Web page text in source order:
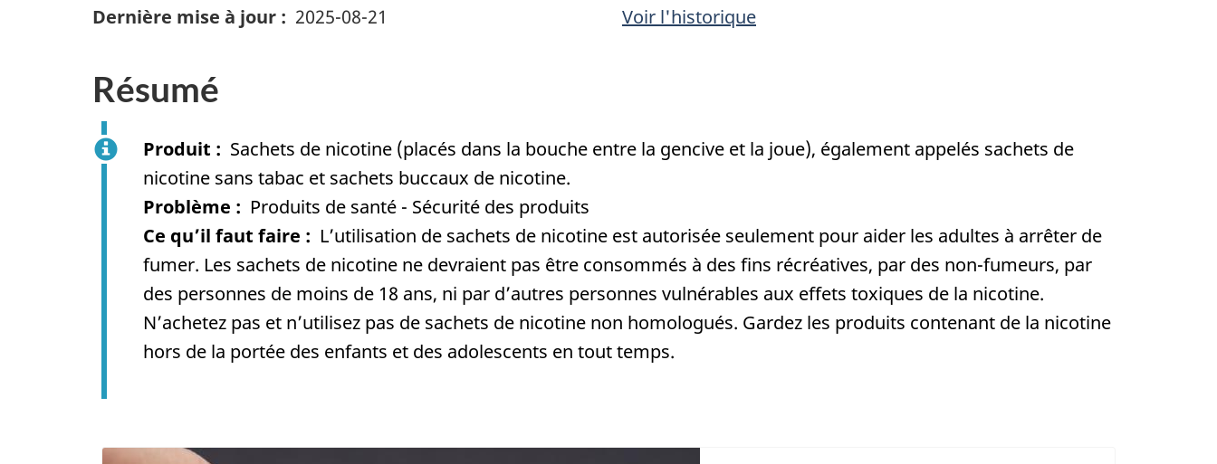
Dernière mise à jour 2025-08-21 Voir l'historique
Résumé
Produit
Sachets de nicotine (placés dans la bouche entre la gencive et la joue), également appelés sachets de
nicotine sans tabac et sachets buccaux de nicotine.
Problème
Produits de santé - Sécurité des produits
Ce qu’il faut faire
L’utilisation de sachets de nicotine est autorisée seulement pour aider les adultes à arrêter de
fumer. Les sachets de nicotine ne devraient pas être consommés à des fins récréatives, par des non-fumeurs, par
des personnes de moins de 18 ans, ni par d’autres personnes vulnérables aux effets toxiques de la nicotine.
N’achetez pas et n’utilisez pas de sachets de nicotine non homologués. Gardez les produits contenant de la nicotine
hors de la portée des enfants et des adolescents en tout temps.